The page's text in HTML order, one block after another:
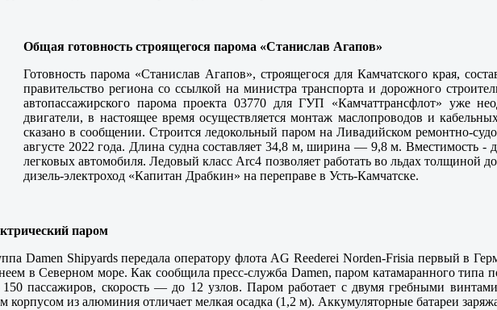
Общая готовность строящегося парома «Станислав Агапов»
Готовность парома «Станислав Агапов», строящегося для Камчатского края,
правительство региона со ссылкой на министра транспорта и дорожного
автопассажирского парома проекта 03770 для ГУП «Камчаттрансфлот» уже
двигатели, в настоящее время осуществляется монтаж маслопроводов и
сказано в сообщении. Строится ледокольный паром на Ливадийском ремонтно-
августе 2022 года. Длина судна составляет 34,8 м, ширина — 9,8 м. Вместимость -
легковых автомобиля. Ледовый класс Arc4 позволяет работать во льдах
дизель-электроход «Капитан Драбкин» на переправе в Усть-Камчатске.
паром
Damen Shipyards передала оператору флота AG Reederei Norden-Frisia первый в
в Северном море. Как сообщила пресс-служба Damen, паром катамаранного типа
пассажиров, скорость — до 12 узлов. Паром работает с двумя гребными
из алюминия отличает мелкая осадка (1,2 м). Аккумуляторные батареи